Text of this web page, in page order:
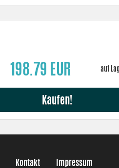
198.79 EUR
Kaufen!
Kontakt Impressum